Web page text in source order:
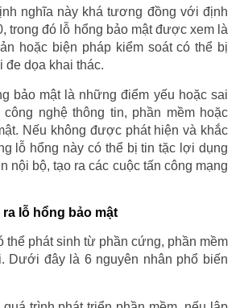
nghĩa này khá tương đồng với định
trong đó lỗ hổng bảo mật được xem là
hoặc biện pháp kiểm soát có thể bị
đe dọa khai thác.
bảo mật là những điểm yếu hoặc sai
nghệ thông tin, phần mềm hoặc
Nếu không được phát hiện và khắc
lỗ hổng này có thể bị tin tặc lợi dụng
nội bộ, tạo ra các cuộc tấn công mạng
lỗ hổng bảo mật
thể phát sinh từ phần cứng, phần mềm
Dưới đây là 6 nguyên nhân phổ biến